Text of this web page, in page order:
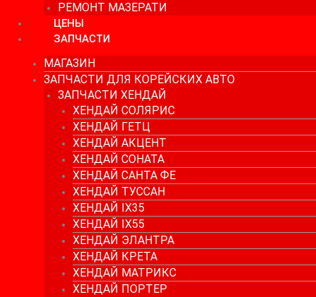
РЕМОНТ МАЗЕРАТИ
ЦЕНЫ
ЗАПЧАСТИ
МАГАЗИН
ЗАПЧАСТИ ДЛЯ КОРЕЙСКИХ АВТО
ЗАПЧАСТИ ХЕНДАЙ
ХЕНДАЙ СОЛЯРИС
ХЕНДАЙ ГЕТЦ
ХЕНДАЙ АКЦЕНТ
ХЕНДАЙ СОНАТА
ХЕНДАЙ САНТА ФЕ
ХЕНДАЙ ТУССАН
ХЕНДАЙ IX35
ХЕНДАЙ IX55
ХЕНДАЙ ЭЛАНТРА
ХЕНДАЙ КРЕТА
ХЕНДАЙ МАТРИКС
ХЕНДАЙ ПОРТЕР